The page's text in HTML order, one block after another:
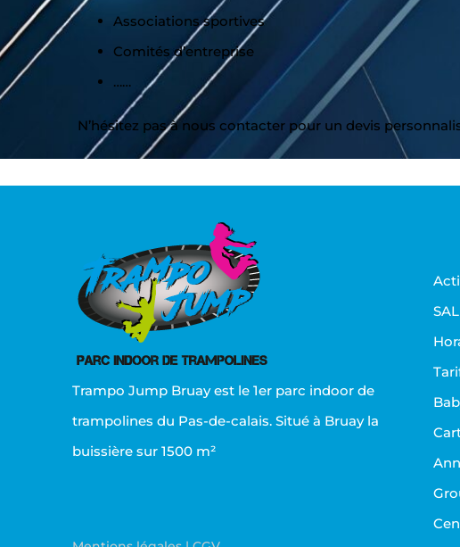
Associations sportives
Comités d’entreprise
……
N’hésitez pas à nous contacter pour un devis
Trampo Jump Bruay est le 1er parc indoor de
trampolines du Pas-de-calais. Situé à Bruay la
buissière sur 1500 m²